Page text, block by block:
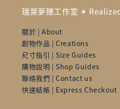
瑞萊夢臻工作室 ✶
關於 | About
創物作品 | Creations
尺寸指引 | Size Guides
購物說明 | Shop Guides
聯絡我們 | Contact us
快速結帳 | Express Checkout